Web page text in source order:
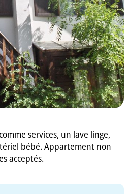
services, un lave linge,
bébé. Appartement non
acceptés.